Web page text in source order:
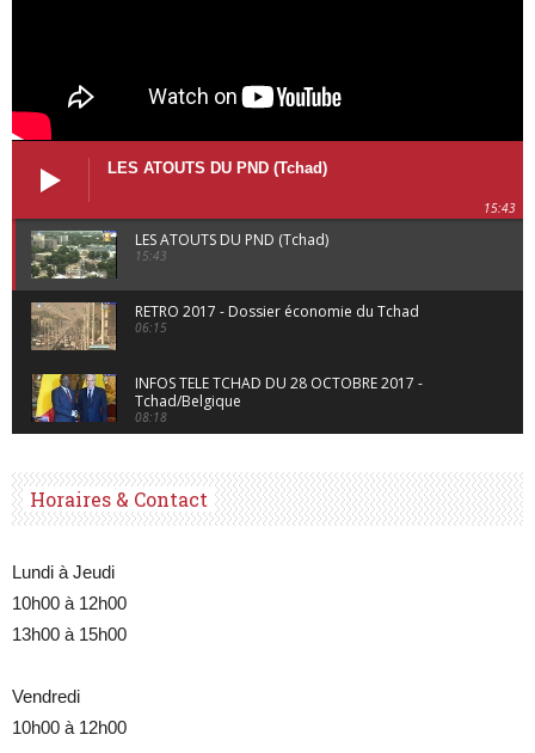
LES ATOUTS DU PND (Tchad)
15:43
LES ATOUTS DU PND (Tchad)
15:43
RETRO 2017 - Dossier économie du Tchad
06:15
INFOS TELE TCHAD DU 28 OCTOBRE 2017 -
Tchad/Belgique
08:18
Horaires & Contact
Lundi à Jeudi
10h00 à 12h00
13h00 à 15h00
Vendredi
10h00 à 12h00